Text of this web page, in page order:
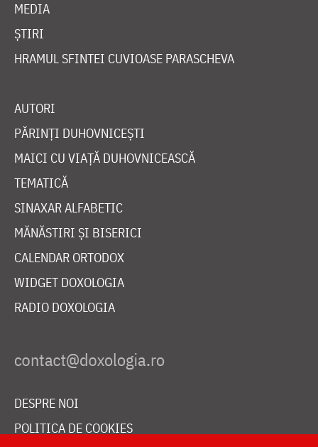
MEDIA
ȘTIRI
HRAMUL SFINTEI CUVIOASE PARASCHEVA
AUTORI
PĂRINȚI DUHOVNICEȘTI
MAICI CU VIAȚĂ DUHOVNICEASCĂ
TEMATICĂ
SINAXAR ALFABETIC
MĂNĂSTIRI ȘI BISERICI
CALENDAR ORTODOX
WIDGET DOXOLOGIA
RADIO DOXOLOGIA
DESPRE NOI
POLITICA DE COOKIES